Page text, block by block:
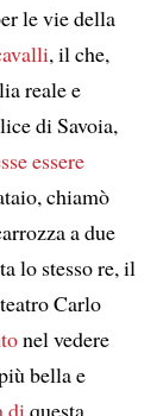
le vie della
, il che,
reale e
di Savoia,
essere
chiamò
a due
lo stesso re, il
Carlo
nel vedere
bella e
di questa